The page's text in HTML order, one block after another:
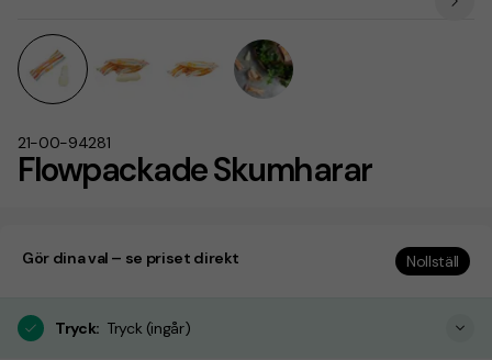
Flowpackade Skumharar
21-00-94281
Gör dina val – se priset direkt Nollställ
Tryck: Tryck (ingår)